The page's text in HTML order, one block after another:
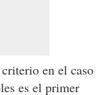
en el caso
es el primer